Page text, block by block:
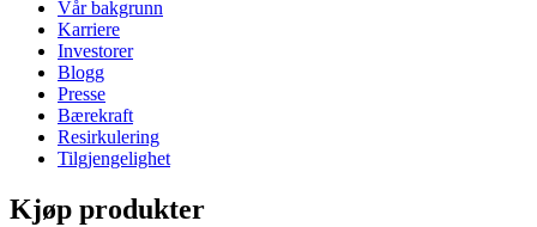
Vår bakgrunn
Karriere
Investorer
Blogg
Presse
Bærekraft
Resirkulering
Tilgjengelighet
Kjøp produkter